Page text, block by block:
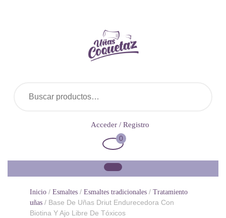
Acceder / Registro
Carrito
0
Inicio / Esmaltes / Esmaltes tradicionales / Tratamiento
uñas / Base De Uñas Driut Endurecedora Con
Biotina Y Ajo Libre De Tóxicos